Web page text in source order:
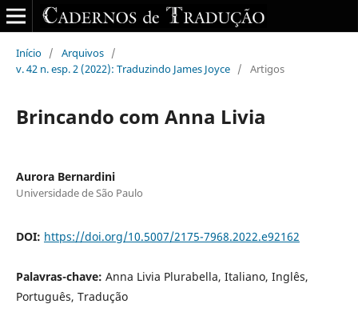
Início / Arquivos /
v. 42 n. esp. 2 (2022): Traduzindo James Joyce / Artigos
Brincando com Anna Livia
Aurora Bernardini
Universidade de São Paulo
DOI: https://doi.org/10.5007/2175-7968.2022.e92162
Palavras-chave: Anna Livia Plurabella, Italiano, Inglês,
Português, Tradução